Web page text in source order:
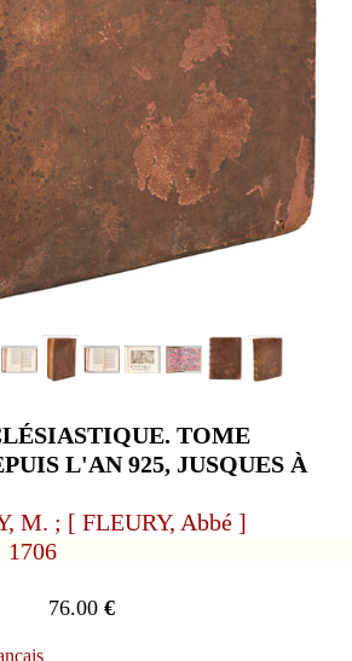
TOME
L'AN 925, JUSQUES À
M. ; [ FLEURY, Abbé ]
1706
76.00€